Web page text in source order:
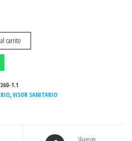
carrito
1.1
,VISOR SANITARIO
Share on